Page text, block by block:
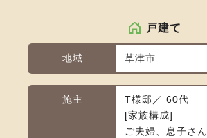
戸建て
地域 草津市
施主
T様邸／ 60代
家族構成
ご夫婦、息子さん